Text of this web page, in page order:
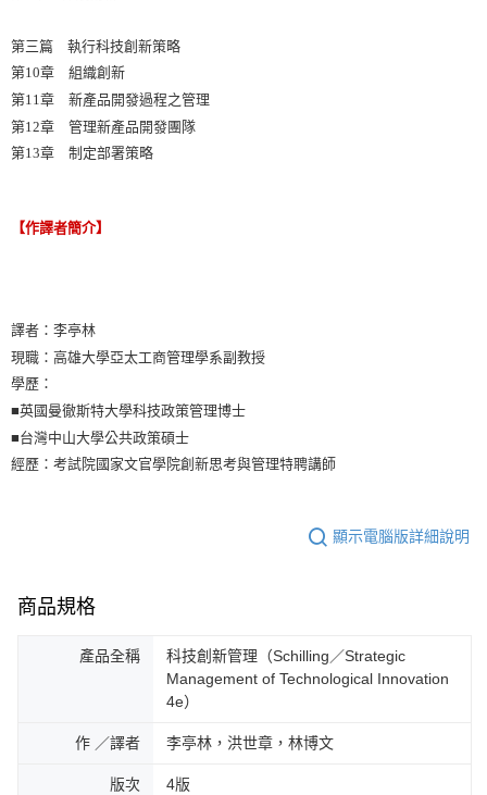
第三篇 執行科技創新策略
第10章 組織創新
第11章 新產品開發過程之管理
第12章 管理新產品開發團隊
第13章 制定部署策略
【作譯者簡介】
譯者：李亭林
現職：高雄大學亞太工商管理學系副教授
學歷：
■英國曼徹斯特大學科技政策管理博士
■台灣中山大學公共政策碩士
經歷：考試院國家文官學院創新思考與管理特聘講師
顯示電腦版詳細說明
商品規格
產品全稱
科技創新管理（Schilling／Strategic
Management of Technological Innovation
4e）
作 ／譯者 李亭林，洪世章，林博文
版次 4版